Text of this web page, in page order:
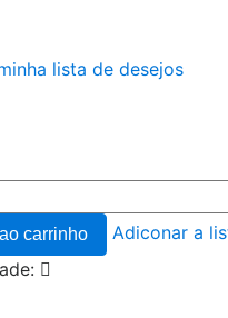
lista de desejos
carrinho
Adiconar a